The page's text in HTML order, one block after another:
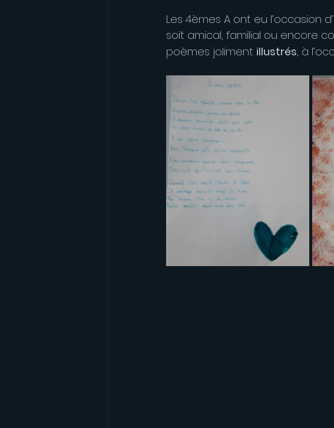
Les 4èmes A ont eu l’occasion
soit amical, familial ou encore
poèmes joliment illustrés, à